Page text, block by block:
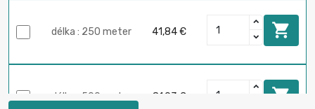
délka : 250 meter 41,84 € 
délka : 500 meter 81,93 € 